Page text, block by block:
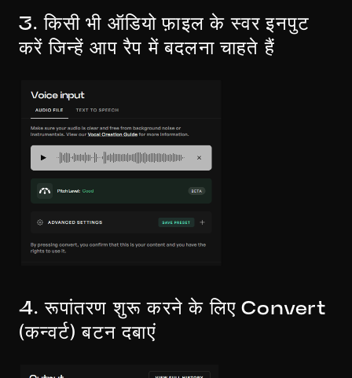
3. किसी भी ऑडियो फ़ाइल के स्वर इनपुट
करें जिन्हें आप रैप में बदलना चाहते हैं
4. रूपांतरण शुरू करने के लिए Convert
(कन्वर्ट) बटन दबाएं